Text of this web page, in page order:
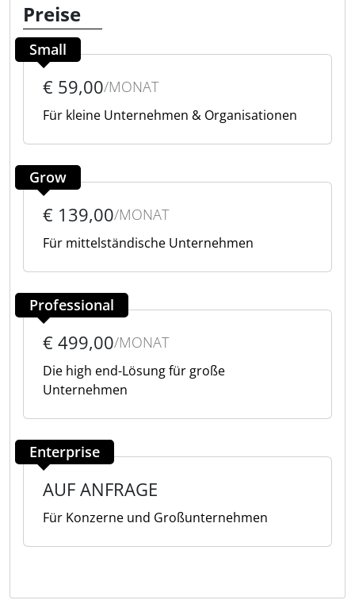
Preise
Small
€ 59,00/MONAT
Für kleine Unternehmen & Organisationen
Grow
€ 139,00/MONAT
Für mittelständische Unternehmen
Professional
€ 499,00/MONAT
Die high end-Lösung für große
Unternehmen
Enterprise
AUF ANFRAGE
Für Konzerne und Großunternehmen